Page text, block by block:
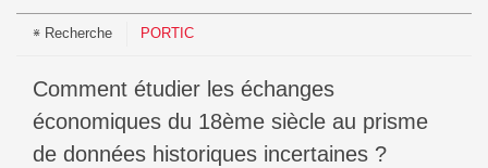
Recherche PORTIC
Comment étudier les échanges
économiques du 18ème siècle au prisme
de données historiques incertaines ?